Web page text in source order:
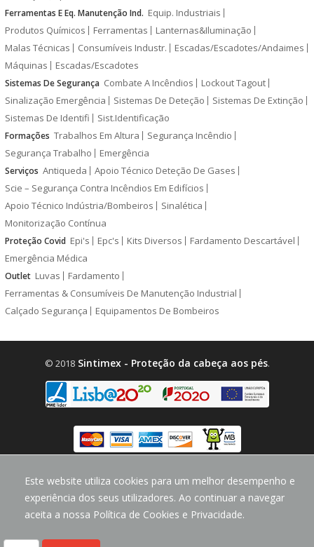
Este website utiliza cookies para um melhor desempenho e
experiência dos seus utilizadores. Ao continuar a navegar
aceita a nossa Política de Cookies e Privacidade.
Ferramentas E Eq. Manutenção Ind. Equip. Industriais
Produtos Químicos
Ferramentas
Lanternas&Iluminação
Malas Técnicas
Consumíveis Industr.
Escadas/Escadotes/Andaimes
Máquinas
Escadas/Escadotes
Sistemas De Segurança Combate A Incêndios
Lockout Tagout
Sinalização Emergência
Sistemas De Deteção
Sistemas De Extinção
Sistemas De Identifi
Sist.Identificação
Formações Trabalhos Em Altura
Segurança Incêndio
Segurança Trabalho
Emergência
Serviços Antiqueda
Apoio Técnico Deteção De Gases
Scie – Segurança Contra Incêndios Em Edifícios
Apoio Técnico Indústria/Bombeiros
Sinalética
Monitorização Contínua
Proteção Covid Epi's Epc's Kits Diversos
Fardamento Descartável
Emergência Médica
Outlet Luvas
Fardamento
Ferramentas & Consumíveis De Manutenção Industrial
Calçado Segurança
Equipamentos De Bombeiros
© 2018Sintimex - Proteção da cabeça aos pés.
design byCodeMind.PT
Parceiro Digital desde 2018 Top 5% PME